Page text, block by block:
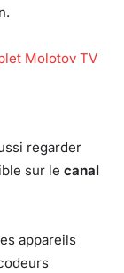
Molotov TV
regarder
sur le canal
appareils